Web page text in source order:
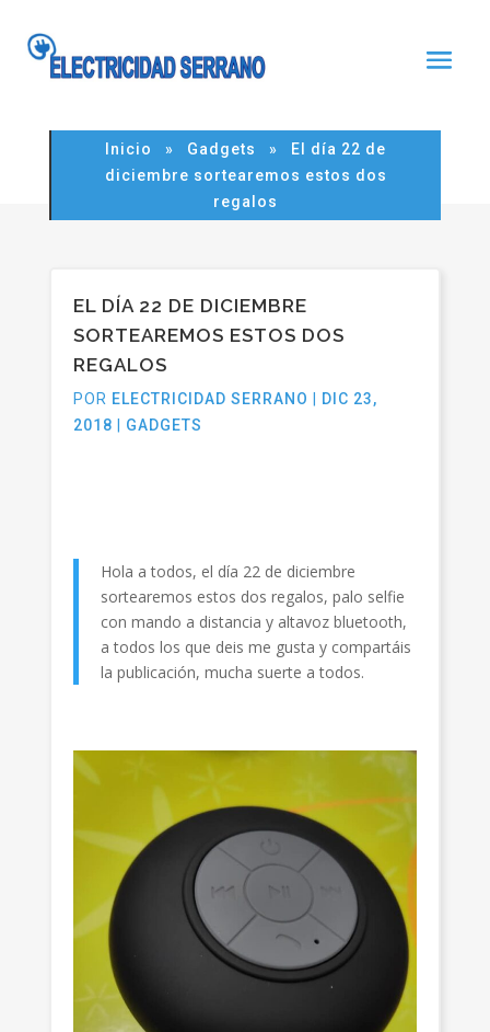
Noticia
Inicio » Gadgets » El día 22 de
diciembre sortearemos estos dos
regalos
EL DÍA 22 DE DICIEMBRE
SORTEAREMOS ESTOS DOS
REGALOS
POR ELECTRICIDAD SERRANO
DIC 23,
2018
GADGETS
Hola a todos, el día 22 de diciembre
sortearemos estos dos regalos, palo selfie
con mando a distancia y altavoz bluetooth,
a todos los que deis me gusta y compartáis
la publicación, mucha suerte a todos.